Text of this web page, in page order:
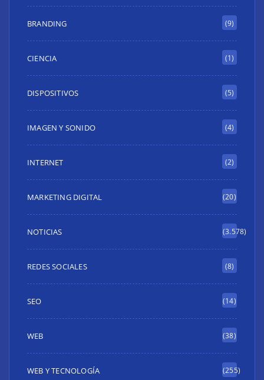
BRANDING (9)
CIENCIA (1)
DISPOSITIVOS (5)
IMAGEN Y SONIDO (4)
INTERNET (2)
MARKETING DIGITAL (20)
NOTICIAS (3.578)
REDES SOCIALES (8)
SEO (14)
WEB (38)
WEB Y TECNOLOGÍA (255)